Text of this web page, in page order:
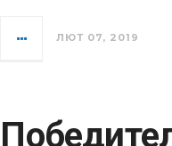
ЛЮТ 07, 2019